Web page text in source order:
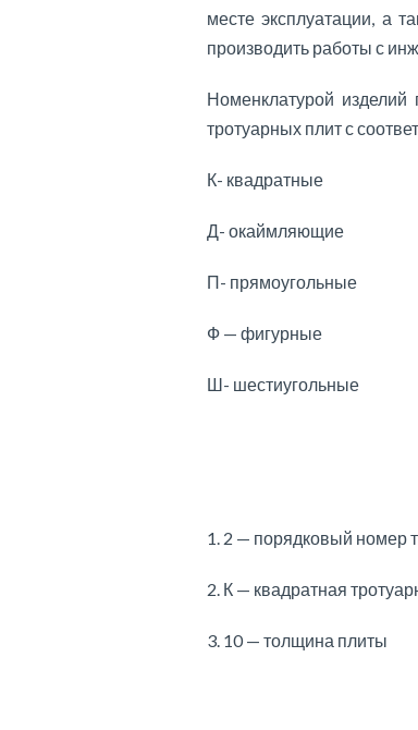
месте эксплуатации, а
производить работы с
Номенклатурой
тротуарных плит с
К- квадратные
Д- окаймляющие
П- прямоугольные
Ф — фигурные
Ш- шестиугольные
1. 2 — порядковый номер
2. К — квадратная
3. 10 — толщина плиты